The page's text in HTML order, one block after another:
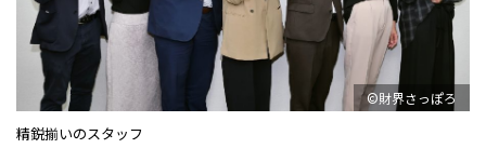
©財界さっぽろ
精鋭揃いのスタッフ